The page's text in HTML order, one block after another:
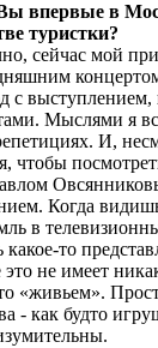
впервые в
туристки?
сейчас мой
с выступлением,
Мыслями я
И,
чтобы
Когда
в
то
не имеет
«живьем».
- как будто